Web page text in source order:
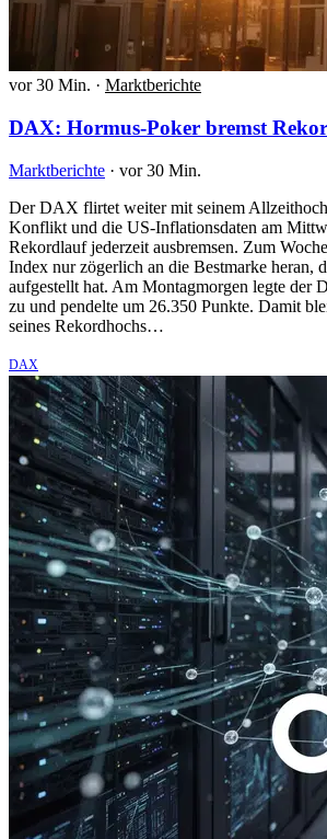
vor 30 Min. · Marktberichte
DAX: Hormus-Poker bremst
Marktberichte · vor 30 Min.
Der DAX flirtet weiter mit seinem
Konflikt und die US-Inflationsdaten am
Rekordlauf jederzeit ausbremsen. Zum
Index nur zögerlich an die Bestmarke heran,
aufgestellt hat. Am Montagmorgen legte der
zu und pendelte um 26.350 Punkte. Damit
seines Rekordhochs…
DAX